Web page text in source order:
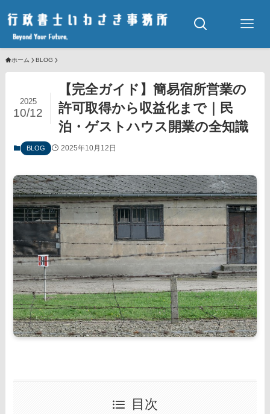
ホーム BLOG
【完全ガイド】簡易宿所営業の
許可取得から収益化まで｜民
泊・ゲストハウス開業の全知識
2025
10/12
BLOG 2025年10月12日
目次